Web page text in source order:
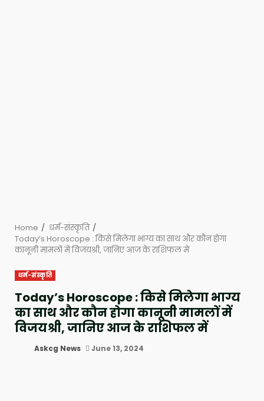
Home
धर्म-संस्कृति
Today’s Horoscope : किसे मिलेगा भाग्य का साथ और कौन होगा
कानूनी मामलों में विजयश्री, जानिए आज के राशिफल में
धर्म-संस्कृति
Today’s Horoscope : किसे मिलेगा भाग्य
का साथ और कौन होगा कानूनी मामलों में
विजयश्री, जानिए आज के राशिफल में
Askcg News June 13, 2024